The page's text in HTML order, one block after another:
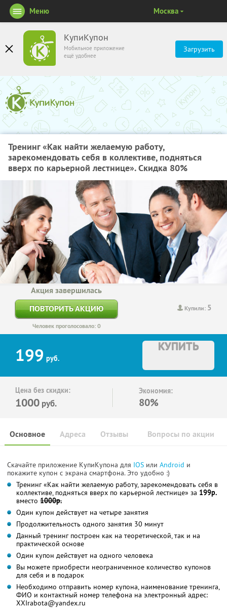
КупиКупон
Мобильное приложение
ещё удобнее
Загрузить
Меню Москва
Тренинг «Как найти желаемую работу,
зарекомендовать себя в коллективе, подняться
вверх по карьерной лестнице». Скидка 80%
Купили: 5
Акция завершилась
ПОВТОРИТЬ АКЦИЮ
Человек проголосовало: 0
199 руб.
КУПИТЬ
Цена без скидки:
1000 руб.
Экономия:
80%
Основное Отзывы Вопросы по акции
Адреса
Скачайте приложение КупиКупона для IOS или Android и
покажите купон с экрана смартфона. Это удобно :)
Тренинг «Как найти желаемую работу, зарекомендовать себя в
коллективе, подняться вверх по карьерной лестнице» за 199р.
вместо 1000р.
Один купон действует на четыре занятия
Продолжительность одного занятия 30 минут
Данный тренинг построен как на теоретической, так и на
практической основе
Один купон действует на одного человека
Вы можете приобрести неограниченное количество купонов
для себя и в подарок
Необходимо отправить номер купона, наименование тренинга,
ФИО и контактный номер телефона на электронный адрес:
XXIrabota@yandex.ru